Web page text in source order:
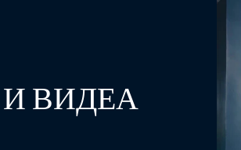
ВИДЕА